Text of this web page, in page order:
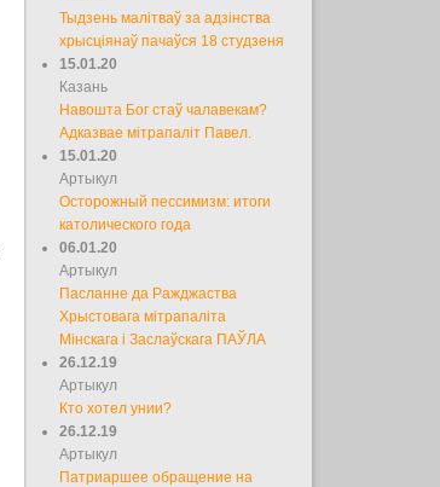
Тыдзень малітваў за адзінства
хрысціянаў пачаўся 18 студзеня
15.01.20
Казань
Навошта Бог стаў чалавекам?
Адказвае мітрапаліт Павел.
15.01.20
Артыкул
Осторожный пессимизм: итоги
католического года
06.01.20
Артыкул
Пасланне да Ражджаства
Хрыстовага мітрапаліта
Мінскага і Заслаўскага ПАЎЛА
26.12.19
Артыкул
Кто хотел унии?
26.12.19
Артыкул
Патриаршее обращение на